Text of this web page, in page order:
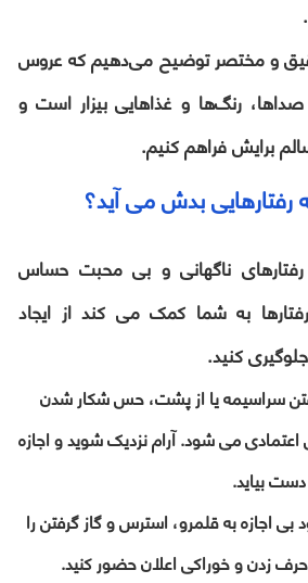
و مختصر توضیح می‌دهیم که عروس
صداها، رنگ‌ها و غذاهایی بیزار است و
برایش فراهم کنیم.
بدش می آید؟
ناگهانی و بی محبت حساس
به شما کمک می کند از ایجاد
کنید.
سراسیمه یا از پشت، حس شکار شدن
می شود. آرام نزدیک شوید و اجازه
بیاید.
بی اجازه به قلمرو، استرس و گاز گرفتن را
حرف زدن و خوراکی اعلان حضور کنید.